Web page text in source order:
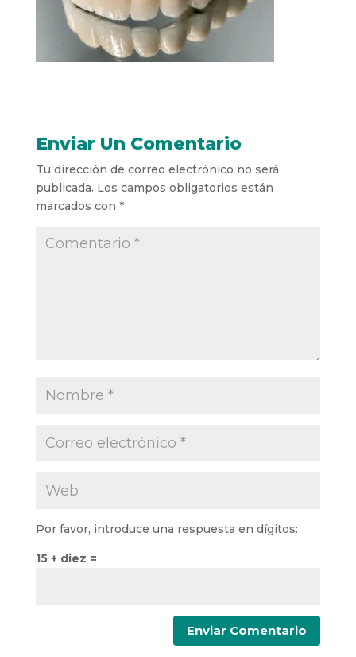
Enviar Un Comentario
Tu dirección de correo electrónico no será
publicada. Los campos obligatorios están
marcados con *
Por favor, introduce una respuesta en dígitos:
15 + diez =